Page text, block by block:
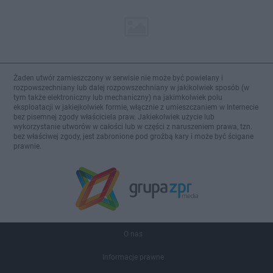
Żaden utwór zamieszczony w serwisie nie może być powielany i
rozpowszechniany lub dalej rozpowszechniany w jakikolwiek sposób (w
tym także elektroniczny lub mechaniczny) na jakimkolwiek polu
eksploatacji w jakiejkolwiek formie, włącznie z umieszczaniem w Internecie
bez pisemnej zgody właściciela praw. Jakiekolwiek użycie lub
wykorzystanie utworów w całości lub w części z naruszeniem prawa, tzn.
bez właściwej zgody, jest zabronione pod groźbą kary i może być ścigane
prawnie.
O nas
Informacje prawne